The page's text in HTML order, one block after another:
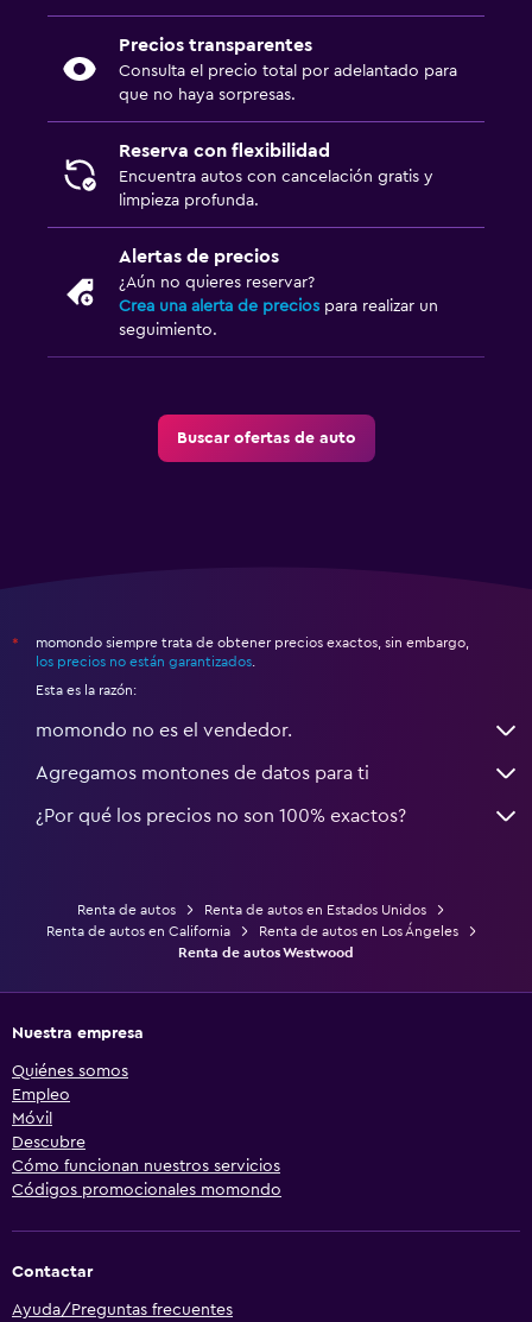
Precios transparentes
Consulta el precio total por adelantado para
que no haya sorpresas.
Reserva con flexibilidad
Encuentra autos con cancelación gratis y
limpieza profunda.
Alertas de precios
¿Aún no quieres reservar?
Crea una alerta de precios para realizar un
seguimiento.
Buscar ofertas de auto
*
momondo siempre trata de obtener precios exactos, sin embargo,
los precios no están garantizados.
Esta es la razón:
momondo no es el vendedor.
Agregamos montones de datos para ti
¿Por qué los precios no son 100% exactos?
Renta de autos
Renta de autos en Estados Unidos
Renta de autos en California
Renta de autos en Los Ángeles
Renta de autos Westwood
Nuestra empresa
Quiénes somos
Empleo
Móvil
Descubre
Cómo funcionan nuestros servicios
Códigos promocionales momondo
Contactar
Ayuda/Preguntas frecuentes